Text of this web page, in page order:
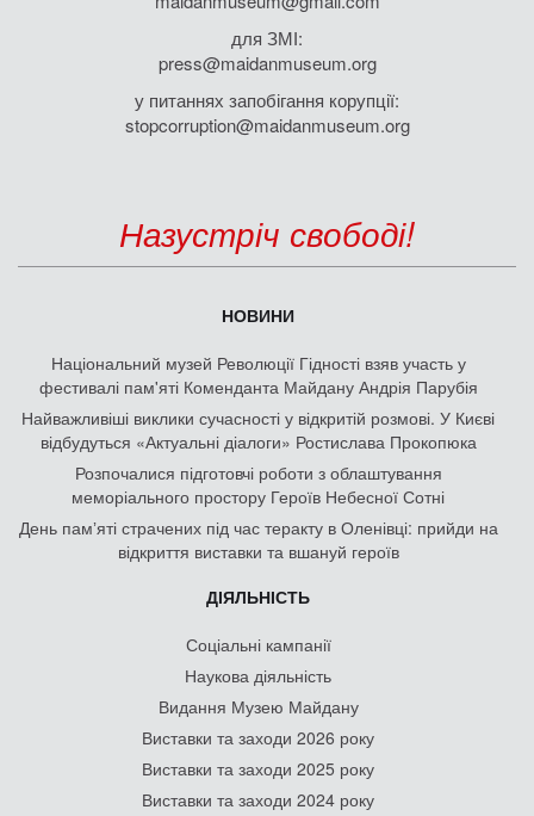
для ЗМІ:
press@maidanmuseum.org
у питаннях запобігання корупції:
stopcorruption@maidanmuseum.org
Назустріч свободі!
НОВИНИ
Національний музей Революції Гідності взяв участь у
фестивалі пам'яті Коменданта Майдану Андрія Парубія
Найважливіші виклики сучасності у відкритій розмові. У Києві
відбудуться «Актуальні діалоги» Ростислава Прокопюка
Розпочалися підготовчі роботи з облаштування
меморіального простору Героїв Небесної Сотні
День памʼяті страчених під час теракту в Оленівці: прийди на
відкриття виставки та вшануй героїв
ДІЯЛЬНІСТЬ
Соціальні кампанії
Наукова діяльність
Видання Музею Майдану
Виставки та заходи 2026 року
Виставки та заходи 2025 року
Виставки та заходи 2024 року